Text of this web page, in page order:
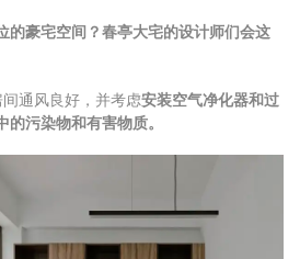
的豪宅空间？春亭大宅的设计师们会这
通风良好，并考虑安装空气净化器和过
的污染物和有害物质。